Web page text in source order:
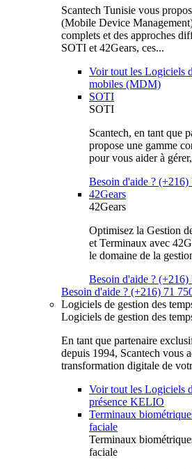
Scantech Tunisie vous
(Mobile Device
complets et des approches
SOTI et 42Gears, ces...
Voir tout les Logiciels
mobiles (MDM)
SOTI
SOTI
Scantech, en tant que
propose une gamme
pour vous aider à
Besoin d'aide ? (+216)
42Gears
42Gears
Optimisez la Gestion
et Terminaux avec
le domaine de la
Besoin d'aide ? (+216)
Besoin d'aide ? (+216) 71
Logiciels de gestion des
Logiciels de gestion des
En tant que partenaire
depuis 1994, Scantech vous
transformation digitale de
Voir tout les Logiciels
présence KELIO
Terminaux
faciale
Terminaux
faciale